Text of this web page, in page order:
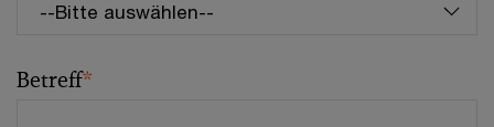
Betreff*